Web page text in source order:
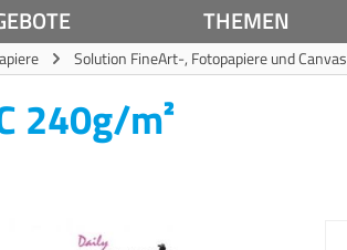
THEMEN
Solution FineArt-, Fotopapiere und Canvas
240g/m²